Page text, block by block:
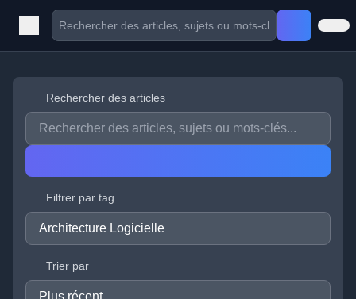
Rechercher des articles
Filtrer par tag
Trier par